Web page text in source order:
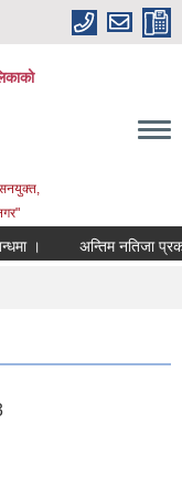
अन्तिम नतिजा प्रकाशन